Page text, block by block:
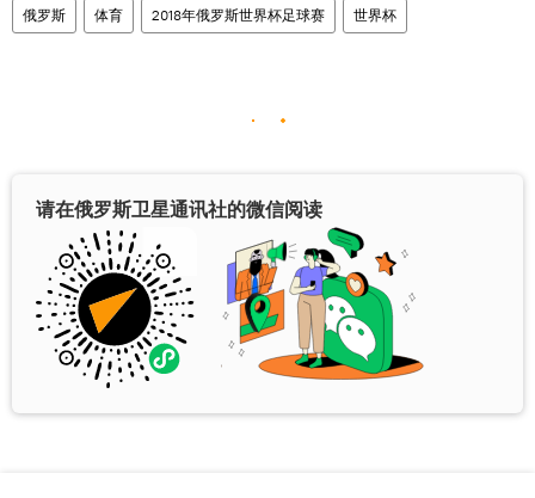
俄罗斯 体育 2018年俄罗斯世界杯足球赛 世界杯
请在俄罗斯卫星通讯社的微信阅读